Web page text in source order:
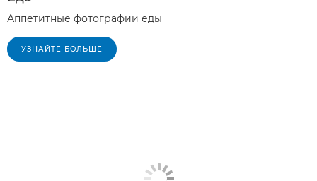
Аппетитные фотографии еды
УЗНАЙТЕ БОЛЬШЕ